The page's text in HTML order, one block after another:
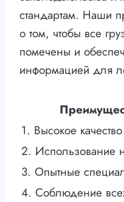
стандартам. Наши
о том, чтобы все
помечены и
информацией для
1. Высокое
2. Использование
3. Опытные
4. Соблюдение